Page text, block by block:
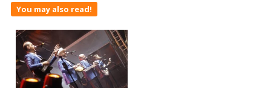
You may also read!